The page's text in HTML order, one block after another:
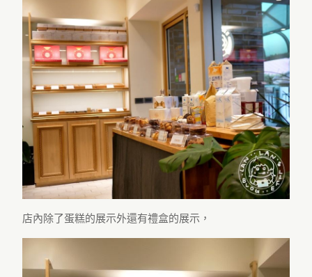
店內除了蛋糕的展示外還有禮盒的展示，